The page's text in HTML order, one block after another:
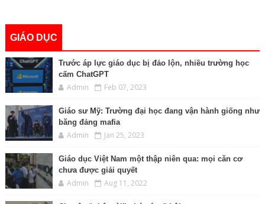
GIÁO DỤC
Trước áp lực giáo dục bị đảo lộn, nhiều trường học
cấm ChatGPT
Admin Feb 07, 2023
Giáo sư Mỹ: Trường đại học đang vận hành giống như
băng đảng mafia
Admin Jan 25, 2023
Giáo dục Việt Nam một thập niên qua: mọi căn cơ
chưa được giải quyết
Admin Aug 11, 2022